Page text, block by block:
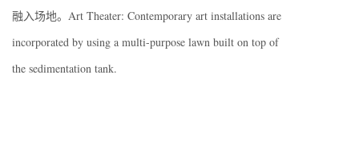
融入场地。Art Theater: Contemporary art installations are
incorporated by using a multi-purpose lawn built on top of
the sedimentation tank.